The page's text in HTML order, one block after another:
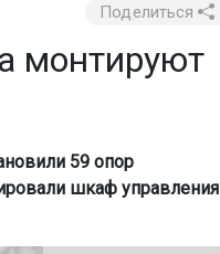
Поделиться
монтируют
59 опор
шкаф управления